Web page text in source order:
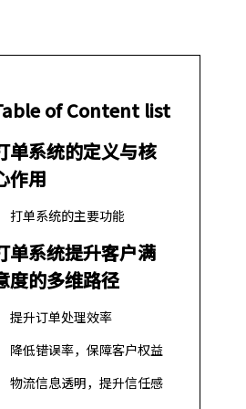
of Content list
单系统的定义与核
作用
打单系统的主要功能
单系统提升客户满
度的多维路径
提升订单处理效率
降低错误率，保障客户权益
物流信息透明，提升信任感